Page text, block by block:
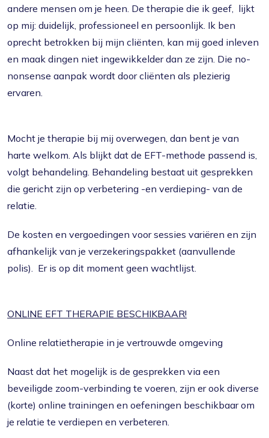
andere mensen om je heen. De therapie die ik geef, lijkt
op mij: duidelijk, professioneel en persoonlijk. Ik ben
oprecht betrokken bij mijn cliënten, kan mij goed inleven
en maak dingen niet ingewikkelder dan ze zijn. Die no-
nonsense aanpak wordt door cliënten als plezierig
ervaren.
Mocht je therapie bij mij overwegen, dan bent je van
harte welkom. Als blijkt dat de EFT-methode passend is,
volgt behandeling. Behandeling bestaat uit gesprekken
die gericht zijn op verbetering -en verdieping- van de
relatie.
De kosten en vergoedingen voor sessies variëren en zijn
afhankelijk van je verzekeringspakket (aanvullende
polis). Er is op dit moment geen wachtlijst.
ONLINE EFT THERAPIE BESCHIKBAAR!
Online relatietherapie in je vertrouwde omgeving
Naast dat het mogelijk is de gesprekken via een
beveiligde zoom-verbinding te voeren, zijn er ook diverse
(korte) online trainingen en oefeningen beschikbaar om
je relatie te verdiepen en verbeteren.